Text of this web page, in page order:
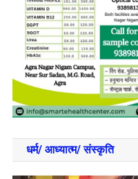
धर्म/ आध्‍यात्‍म/ संस्‍कृति